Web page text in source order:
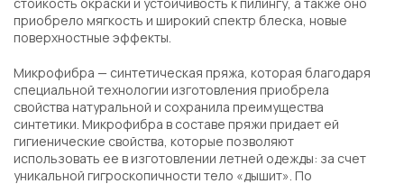
приобрело мягкость и широкий спектр блеска, новые
поверхностные эффекты.
Микрофибра — синтетическая пряжа, которая благодаря
специальной технологии изготовления приобрела
свойства натуральной и сохранила преимущества
синтетики. Микрофибра в составе пряжи придает ей
гигиенические свойства, которые позволяют
использовать ее в изготовлении летней одежды: за счет
уникальной гигроскопичности тело «дышит». По